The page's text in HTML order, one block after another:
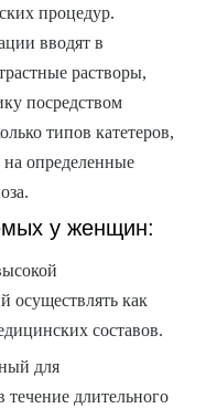
процедур.
вводят в
растворы,
посредством
типов катетеров,
определенные
у женщин:
осуществлять как
составов.
для
течение длительного